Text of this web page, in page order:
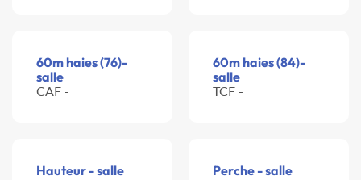
60m haies (76)-
salle
CAF -
60m haies (84)-
salle
TCF -
Hauteur - salle Perche - salle